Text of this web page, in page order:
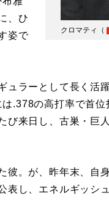
クロマティ（
、ひ
姿で
ラーとして長く活
.378の高打率で首
び来日し、古巣・巨
。が、昨年末、自
表し、エネルギッシ